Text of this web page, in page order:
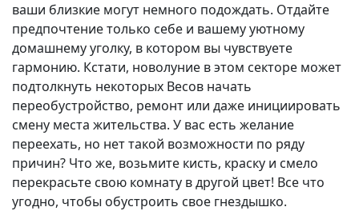
ваши близкие могут немного подождать. Отдайте
предпочтение только себе и вашему уютному
домашнему уголку, в котором вы чувствуете
гармонию. Кстати, новолуние в этом секторе может
подтолкнуть некоторых Весов начать
переобустройство, ремонт или даже инициировать
смену места жительства. У вас есть желание
переехать, но нет такой возможности по ряду
причин? Что же, возьмите кисть, краску и смело
перекрасьте свою комнату в другой цвет! Все что
угодно, чтобы обустроить свое гнездышко.